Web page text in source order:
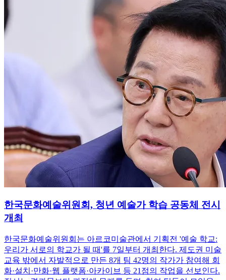
한국문화예술위원회, 청년 예술가 학습 공동체 전시
개최
한국문화예술위원회는 아르코미술관에서 기획전 '예술 학교:
우리가 서로의 학교가 될 때'를 7일부터 개최한다. 제도권 미술
교육 밖에서 자발적으로 만든 8개 팀 42명의 작가가 참여해 회
화·설치·만화·웹 플랫폼·아카이브 등 21점의 작업을 선보인다.